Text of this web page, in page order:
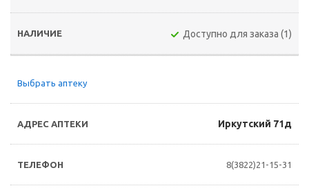
Доступно для заказа (1)
Выбрать аптеку
Иркутский 71д
8(3822)21-15-31